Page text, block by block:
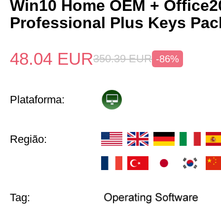
Win10 Home OEM +
Professional Plus Keys
48.04 EUR350.39 EUR -86%
Plataforma:
Região:
Tag: